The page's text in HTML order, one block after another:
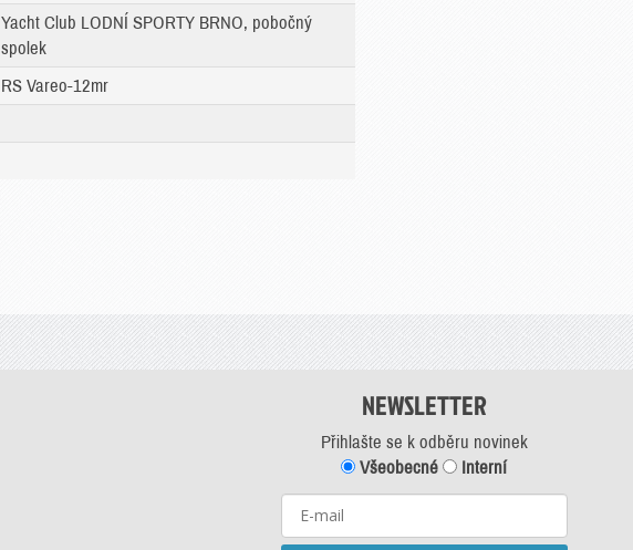
Yacht Club LODNÍ SPORTY BRNO, pobočný
spolek
RS Vareo-12mr
NEWSLETTER
Přihlašte se k odběru novinek
Všeobecné
Interní